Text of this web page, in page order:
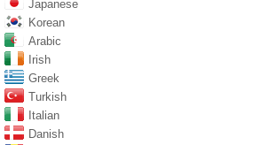
Japanese
Korean
Arabic
Irish
Greek
Turkish
Italian
Danish